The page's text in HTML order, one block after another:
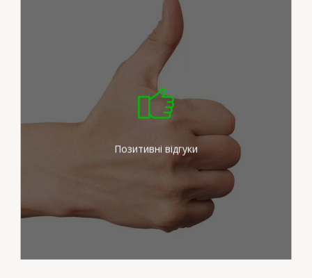
Позитивні відгуки
Ми докладаємо максимум
зусиль для задоволення
потреб наших клієнтів